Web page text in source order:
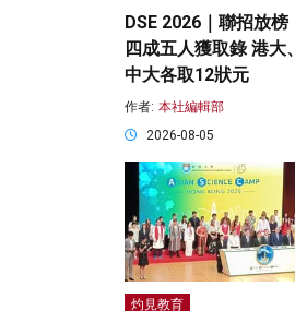
DSE 2026｜聯招放榜
四成五人獲取錄 港大、
中大各取12狀元
作者: 本社編輯部
2026-08-05
灼見教育